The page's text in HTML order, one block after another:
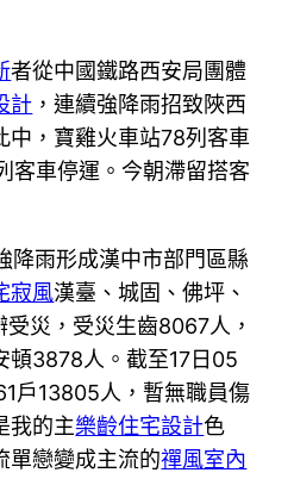
者從中國鐵路西安局團體
計 ，連續強降雨招致陜西
中，寶雞火車站78列客車
客車停運。今朝滯留搭客
降雨形成漢中市部門區縣
寂風漢臺、城固、佛坪、
災，受災生齒8067人，
頓3878人。截至17日05
戶13805人，暫無職員傷
我的主樂齡住宅設計色
單戀變成主流的禪風室內